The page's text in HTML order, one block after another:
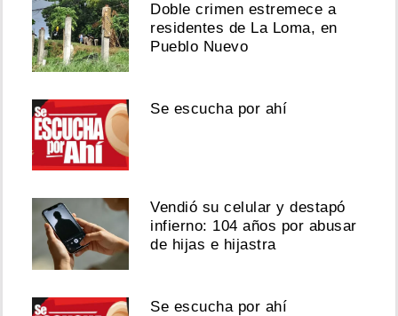
Doble crimen estremece a
residentes de La Loma, en
Pueblo Nuevo
Se escucha por ahí
Vendió su celular y destapó
infierno: 104 años por abusar
de hijas e hijastra
Se escucha por ahí